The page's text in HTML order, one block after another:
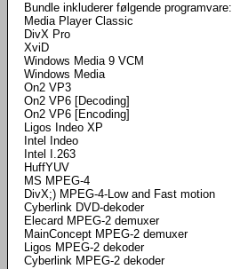
Bundle inkluderer følgende programvare:
Media Player Classic
DivX Pro
XviD
Windows Media 9 VCM
Windows Media
On2 VP3
On2 VP6 [Decoding]
On2 VP6 [Encoding]
Ligos Indeo XP
Intel Indeo
Intel I.263
HuffYUV
MS MPEG-4
DivX;) MPEG-4-Low and Fast motion
Cyberlink DVD-dekoder
Elecard MPEG-2 demuxer
MainConcept MPEG-2 demuxer
Ligos MPEG-2 dekoder
Cyberlink MPEG-2 dekoder